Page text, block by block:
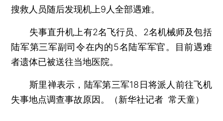
搜救人员随后发现机上9人全部遇难。
失事直升机上有2名飞行员、2名机械师及包括
陆军第三军副司令在内的5名陆军军官。目前遇难
者遗体已被送往当地医院。
斯里禅表示，陆军第三军18日将派人前往飞机
失事地点调查事故原因。（新华社记者 常天童）